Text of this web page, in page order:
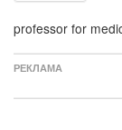
professor for
РЕКЛАМА